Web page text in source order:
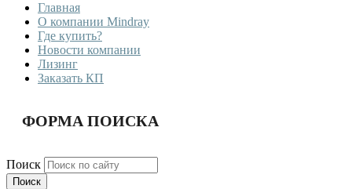
Главная
О компании Mindray
Где купить?
Новости компании
Лизинг
Заказать КП
ФОРМА ПОИСКА
Поиск